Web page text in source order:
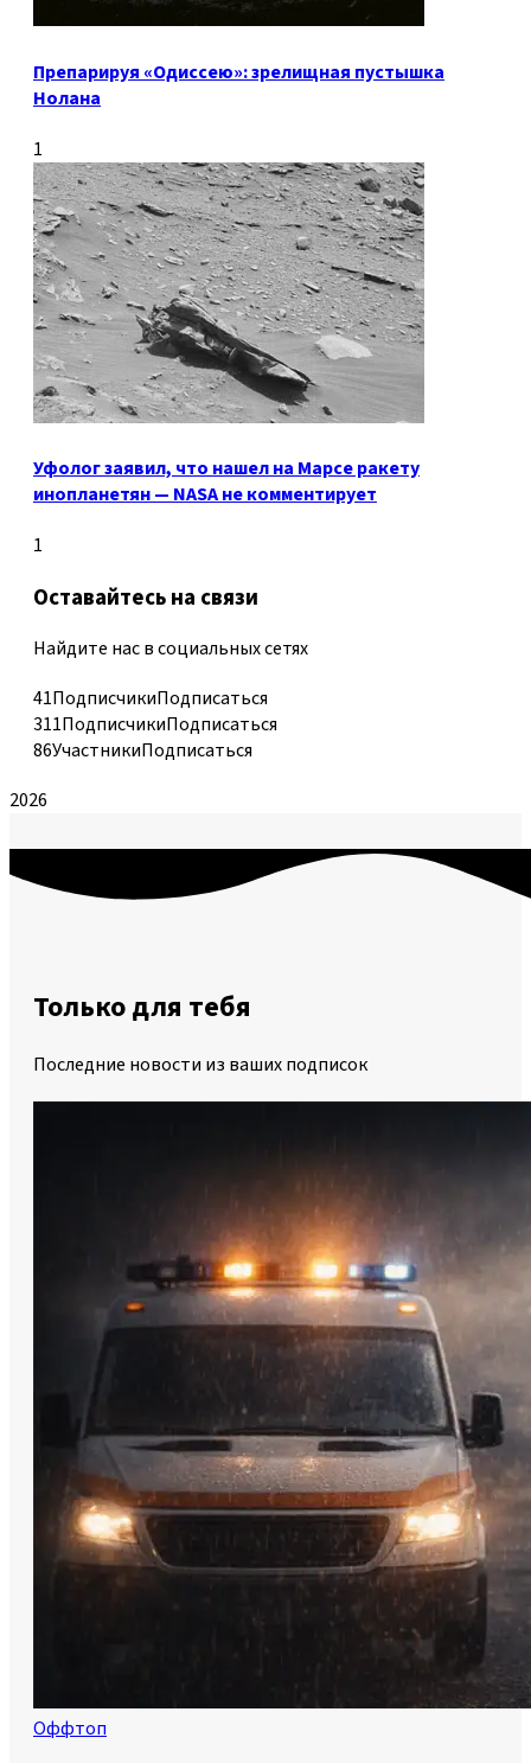
Препарируя «Одиссею»: зрелищная пустышка
Нолана
1
Уфолог заявил, что нашел на Марсе ракету
инопланетян — NASA не комментирует
1
Оставайтесь на связи
Найдите нас в социальных сетях
41ПодписчикиПодписаться
311ПодписчикиПодписаться
86УчастникиПодписаться
2026
Только для тебя
Последние новости из ваших подписок
Оффтоп